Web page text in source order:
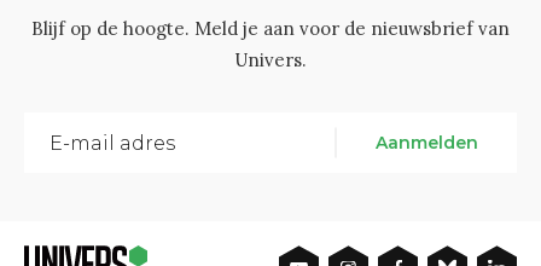
Blijf op de hoogte. Meld je aan voor de nieuwsbrief van
Univers.
Aanmelden